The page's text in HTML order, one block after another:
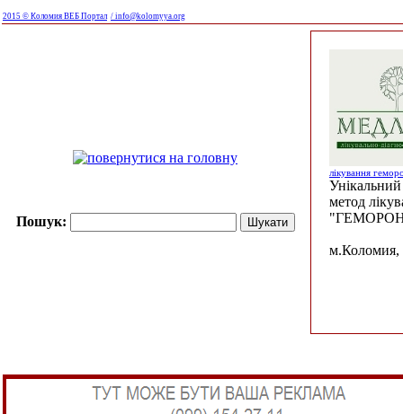
2015 © Коломия ВЕБ Портал / info@kolomyya.org
Пошук:
лікування
Унікальний
метод
м.Коломия,